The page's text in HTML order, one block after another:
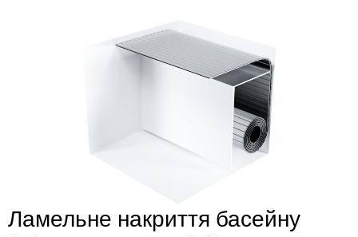
Ламельне накриття басейну